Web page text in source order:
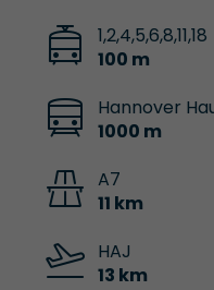
1,2,4,5,6,8,11,18
100 m
Hannover
1000 m
A7
11 km
HAJ
13 km